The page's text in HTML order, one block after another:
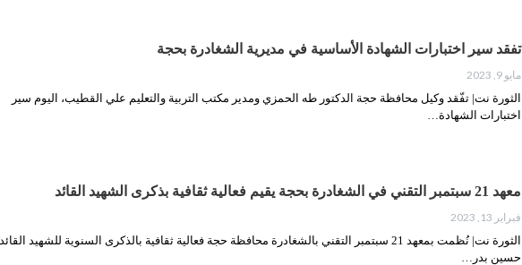
تفقد سير اختبارات الشهادة الأساسية في مديرية الشغادرة بحجة
مايو 9, 2023
الثورة نت| تفّقد وكيل محافظة حجة الدكتور طه الحمزي ومدير مكتب التربية والتعليم علي القطيب، اليوم سير
اختبارات الشهادة…
معهد 21 سبتمبر التقني في الشغادرة بحجة يقيم فعالية ثقافية بذكرى الشهيد القائد
فبراير 13, 2023
الثورة نت| نُظمت بمعهد 21 سبتمبر التقني بالشغادرة محافظة حجة فعالية ثقافية بالذكرى السنوية للشهيد القائد
حسين بدر…